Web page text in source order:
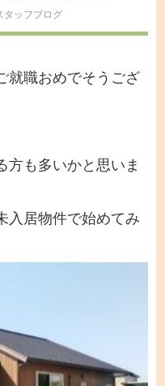
タッフブログ
就職おめでそうござ
方も多いかと思いま
入居物件で始めてみ